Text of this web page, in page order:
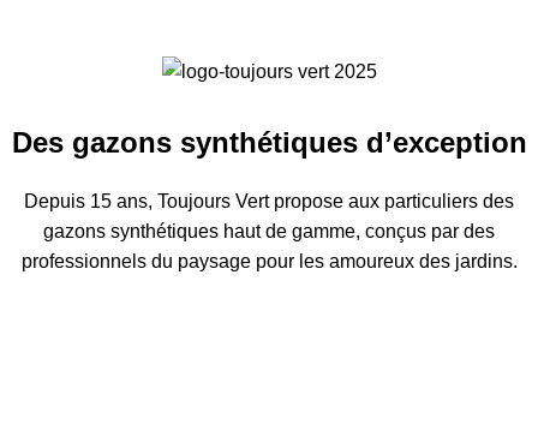
Des gazons synthétiques d’exception
Depuis 15 ans, Toujours Vert propose aux particuliers des
gazons synthétiques haut de gamme, conçus par des
professionnels du paysage pour les amoureux des jardins.